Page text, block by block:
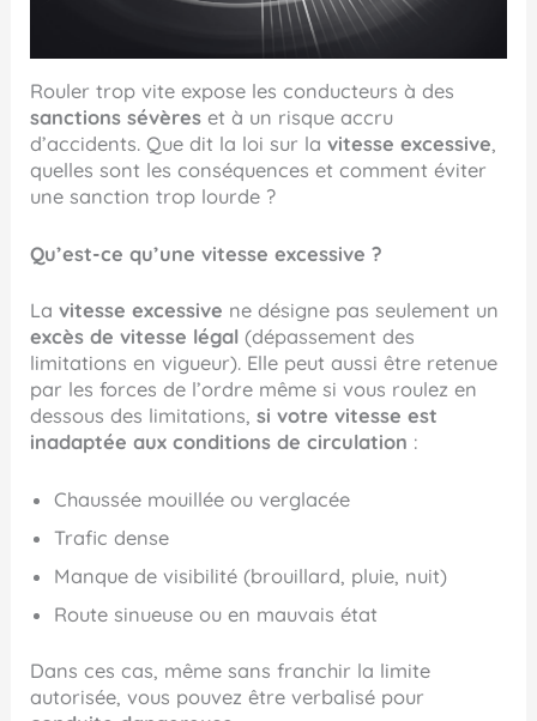
Rouler trop vite expose les conducteurs à des
sanctions sévères et à un risque accru
d’accidents. Que dit la loi sur lavitesse excessive,
quelles sont les conséquences et comment éviter
une sanction trop lourde ?
Qu’est-ce qu’une vitesse excessive ?
Lavitesse excessive ne désigne pas seulement un
excès de vitesse légal (dépassement des
limitations en vigueur). Elle peut aussi être retenue
par les forces de l’ordre même si vous roulez en
dessous des limitations,si votre vitesse est
inadaptée aux conditions de circulation :
Chaussée mouillée ou verglacée
Trafic dense
Manque de visibilité (brouillard, pluie, nuit)
Route sinueuse ou en mauvais état
Dans ces cas, même sans franchir la limite
autorisée, vous pouvez être verbalisé pour